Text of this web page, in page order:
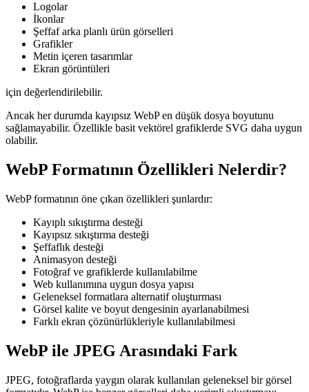
Logolar
İkonlar
Şeffaf arka planlı ürün görselleri
Grafikler
Metin içeren tasarımlar
Ekran görüntüleri
için değerlendirilebilir.
Ancak her durumda kayıpsız WebP en düşük dosya boyutunu
sağlamayabilir. Özellikle basit vektörel grafiklerde SVG daha uygun
olabilir.
WebP Formatının Özellikleri Nelerdir?
WebP formatının öne çıkan özellikleri şunlardır:
Kayıplı sıkıştırma desteği
Kayıpsız sıkıştırma desteği
Şeffaflık desteği
Animasyon desteği
Fotoğraf ve grafiklerde kullanılabilme
Web kullanımına uygun dosya yapısı
Geleneksel formatlara alternatif oluşturması
Görsel kalite ve boyut dengesinin ayarlanabilmesi
Farklı ekran çözünürlükleriyle kullanılabilmesi
WebP ile JPEG Arasındaki Fark
JPEG, fotoğraflarda yaygın olarak kullanılan geleneksel bir görsel